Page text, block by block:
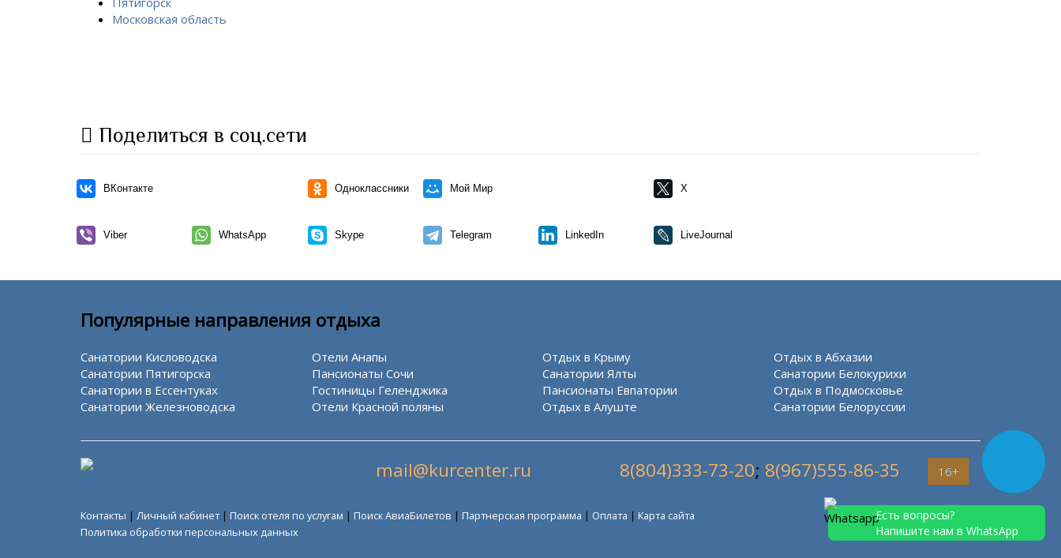
Московская область
Поделиться в соц.сети
ВКонтакте Одноклассники Мой Мир X
Viber WhatsApp Skype Telegram LinkedIn LiveJournal
Популярные направления отдыха
Санатории Кисловодска
Санатории Пятигорска
Санатории в Ессентуках
Санатории Железноводска
Отели Анапы
Пансионаты Сочи
Гостиницы Геленджика
Отели Красной поляны
Отдых в Крыму
Санатории Ялты
Пансионаты Евпатории
Отдых в Алуште
Отдых в Абхазии
Санатории Белокурихи
Отдых в Подмосковье
Санатории Белоруссии
mail@kurcenter.ru 8(804)333-73-20; 8(967)555-86-35 16+
Контакты | Личный кабинет| Поиск отеля по услугам | Поиск АвиаБилетов | Партнерская программа | Оплата | Карта сайта
Политика обработки персональных данных
Есть вопросы?
Напишите нам в WhatsApp